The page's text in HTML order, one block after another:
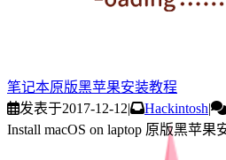
笔记本原版黑苹果安装教程
发表于2017-12-12| Hackintosh|
Install macOS on laptop 原版黑苹果